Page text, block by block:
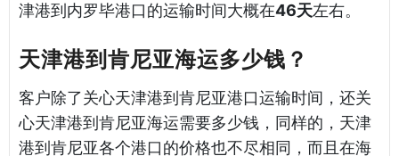
津港到内罗毕港口的运输时间大概在46天左右。
天津港到肯尼亚海运多少钱？
客户除了关心天津港到肯尼亚港口运输时间，还关
心天津港到肯尼亚海运需要多少钱，同样的，天津
港到肯尼亚各个港口的价格也不尽相同，而且在海